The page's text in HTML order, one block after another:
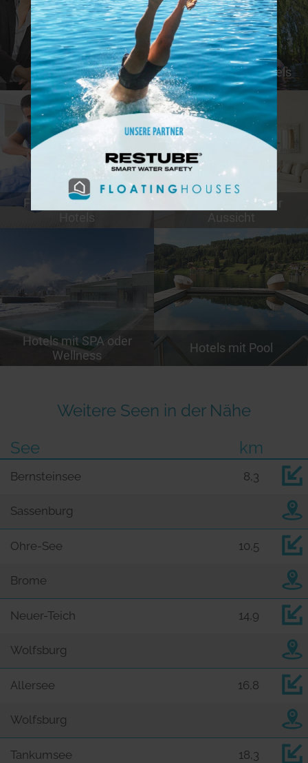
Günstige Hotels Tierfreundliche Hotels
Familienfreundliche
Hotels
Hotels mit schöner
Aussicht
Hotels mit SPA oder
Wellness
Hotels mit Pool
Weitere Seen in der Nähe
See
km
Bernsteinsee 8,3
Sassenburg
Ohre-See 10,5
Brome
Neuer-Teich 14,9
Wolfsburg
Allersee 16,8
Wolfsburg
Tankumsee 18,3